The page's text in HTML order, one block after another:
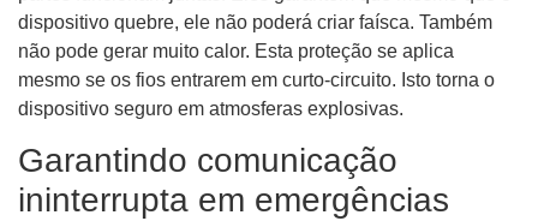
dispositivo quebre, ele não poderá criar faísca. Também
não pode gerar muito calor. Esta proteção se aplica
mesmo se os fios entrarem em curto-circuito. Isto torna o
dispositivo seguro em atmosferas explosivas.
Garantindo comunicação
ininterrupta em emergências